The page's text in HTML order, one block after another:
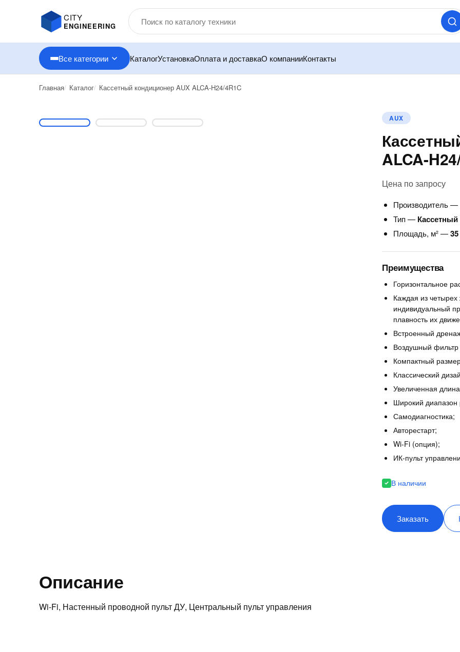
CITY
ENGINEERING
Все категории КаталогУстановкаОплата и доставкаО компанииКонтакты
Главная Каталог Кассетный кондиционер AUX ALCA-H24/4R1C
AUX
ALCA-
Цена по запросу
Производитель —
Тип —
Площадь, м² —35
Преимущества
Горизонтальное
Каждая из
индивидуальный
плавность их
Встроенный
Воздушный фильтр
Компактный
Классический
Увеличенная
Широкий диапазон
Самодиагностика;
Авторестарт;
Wi-Fi (опция);
ИК-пульт
В наличии
Заказать
Описание
Wi-Fi, Настенный проводной пульт ДУ, Центральный пульт управления